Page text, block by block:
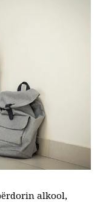
alkool,